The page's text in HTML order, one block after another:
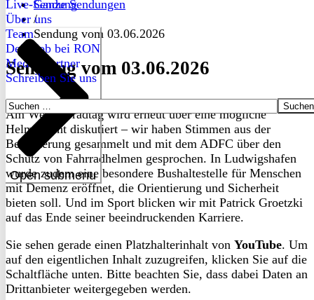
Live-Sendung
Über uns
Open submenu
Team
Dein Job bei RON
Medienpartner
Schreiben Sie uns
Suchen
nach:
Ganze Sendungen
/
Sendung vom 03.06.2026
Sendung vom 03.06.2026
Am Weltfahrradtag wird erneut über eine mögliche
Helmpflicht diskutiert – wir haben Stimmen aus der
Bevölkerung gesammelt und mit dem ADFC über den
Schutz von Fahrradhelmen gesprochen. In Ludwigshafen
wurde zudem eine besondere Bushaltestelle für Menschen
mit Demenz eröffnet, die Orientierung und Sicherheit
bieten soll. Und im Sport blicken wir mit Patrick Groetzki
auf das Ende seiner beeindruckenden Karriere.
Sie sehen gerade einen Platzhalterinhalt von YouTube. Um
auf den eigentlichen Inhalt zuzugreifen, klicken Sie auf die
Schaltfläche unten. Bitte beachten Sie, dass dabei Daten an
Drittanbieter weitergegeben werden.